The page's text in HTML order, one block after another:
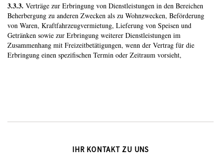
3.3.3. Verträge zur Erbringung von Dienstleistungen in den Bereichen
Beherbergung zu anderen Zwecken als zu Wohnzwecken, Beförderung
von Waren, Kraftfahrzeugvermietung, Lieferung von Speisen und
Getränken sowie zur Erbringung weiterer Dienstleistungen im
Zusammenhang mit Freizeitbetätigungen, wenn der Vertrag für die
Erbringung einen spezifischen Termin oder Zeitraum vorsieht,
IHR KONTAKT ZU UNS